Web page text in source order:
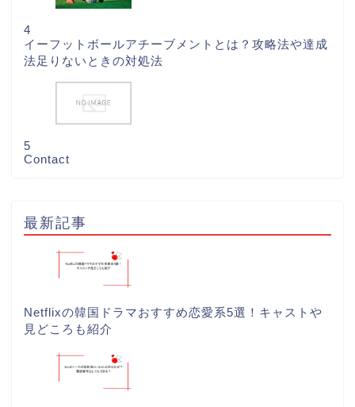
4
イーフットボールアチーブメントとは？攻略法や達成
法足りないときの対処法
5
Contact
最新記事
Netflixの韓国ドラマおすすめ恋愛系5選！キャストや
見どころも紹介